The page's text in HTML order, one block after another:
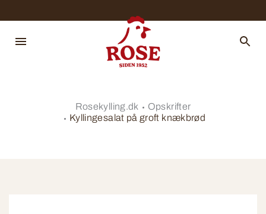
Rosekylling.dk
Opskrifter
Kyllingesalat på groft knækbrød